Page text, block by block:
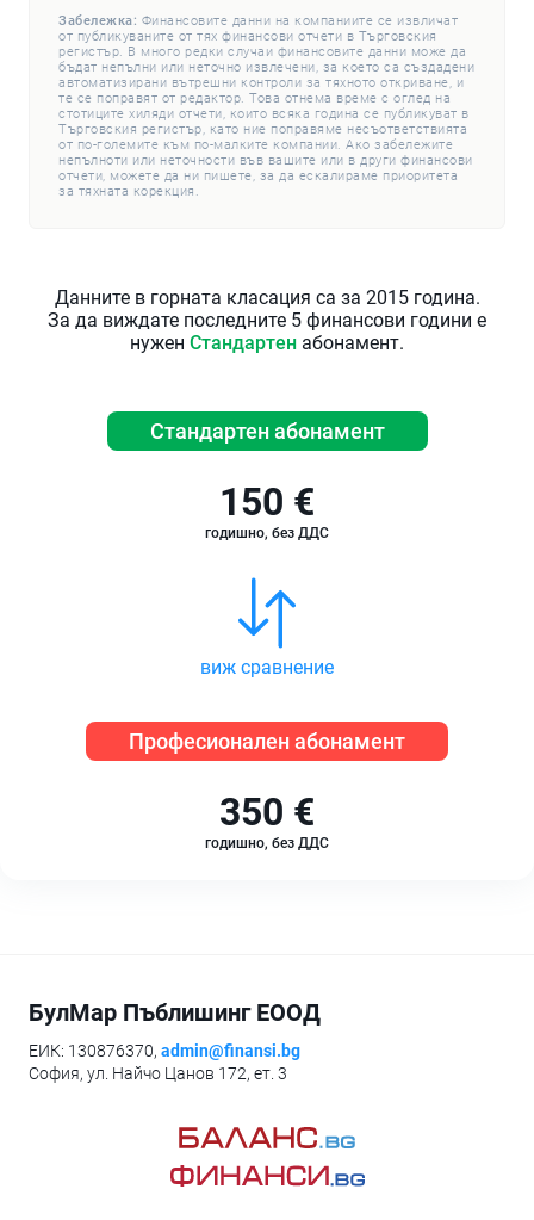
Забележка: Финансовите данни на компаниите се извличат
от публикуваните от тях финансови отчети в Търговския
регистър. В много редки случаи финансовите данни може да
бъдат непълни или неточно извлечени, за което са създадени
автоматизирани вътрешни контроли за тяхното откриване, и
те се поправят от редактор. Това отнема време с оглед на
стотиците хиляди отчети, които всяка година се публикуват в
Търговския регистър, като ние поправяме несъответствията
от по-големите към по-малките компании. Ако забележите
непълноти или неточности във вашите или в други финансови
отчети, можете да ни пишете, за да ескалираме приоритета
за тяхната корекция.
Данните в горната класация са за 2015 година.
За да виждате последните 5 финансови години е
нужен Стандартен абонамент.
Стандартен абонамент
150 €
годишно, без ДДС
виж сравнение
Професионален абонамент
350 €
годишно, без ДДС
БулМар Пъблишинг ЕООД
ЕИК: 130876370, admin@finansi.bg
София, ул. Найчо Цанов 172, ет. 3